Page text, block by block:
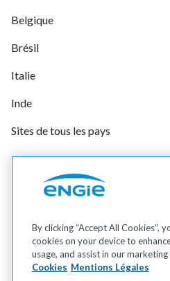
Belgique
Brésil
Italie
Inde
Sites de tous les pays
Gérer vos cookies
Données personnelles
Mentions légales
Accessibilité
Éco-conception
By clicking “Accept All Cookies”,
cookies on your device to
usage, and assist in our
Cookies Mentions Légales